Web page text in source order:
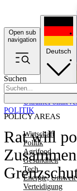
Open sub
navigation
Suchen
POLICY AREAS
Wirtschaft
Politik
Agrifood
Gesundheit
Tech
Energie,
Verteidigung
UkrainePolitik
Deutsch
Rat will
POLITIK